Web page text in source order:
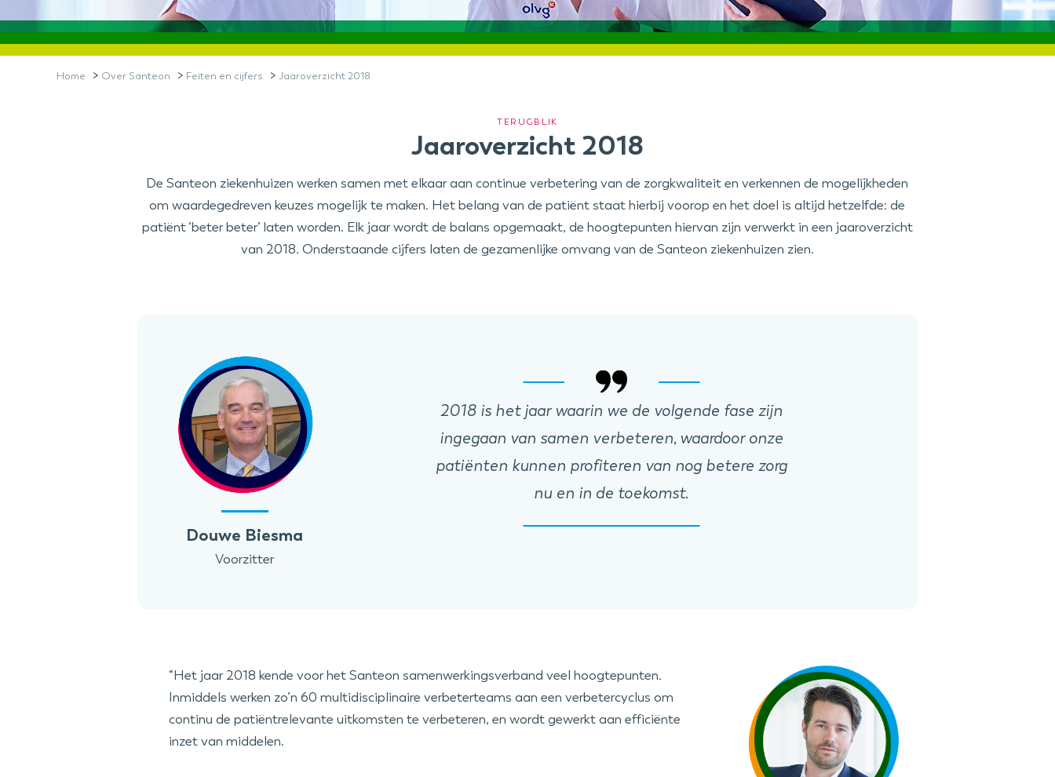
Home > Over Santeon > Feiten en cijfers > Jaaroverzicht 2018
TERUGBLIK
Jaaroverzicht 2018
De Santeon ziekenhuizen werken samen met elkaar aan continue verbetering van de zorgkwaliteit en verkennen de mogelijkheden
om waardegedreven keuzes mogelijk te maken. Het belang van de patiënt staat hierbij voorop en het doel is altijd hetzelfde: de
patiënt ‘beter beter’ laten worden. Elk jaar wordt de balans opgemaakt, de hoogtepunten hiervan zijn verwerkt in een jaaroverzicht
van 2018. Onderstaande cijfers laten de gezamenlijke omvang van de Santeon ziekenhuizen zien.
Douwe Biesma
Voorzitter
2018 is het jaar waarin we de volgende fase zijn
ingegaan van samen verbeteren, waardoor onze
patiënten kunnen profiteren van nog betere zorg
nu en in de toekomst.
“Het jaar 2018 kende voor het Santeon samenwerkingsverband veel hoogtepunten.
Inmiddels werken zo’n 60 multidisciplinaire verbeterteams aan een verbetercyclus om
continu de patiëntrelevante uitkomsten te verbeteren, en wordt gewerkt aan efficiënte
inzet van middelen.